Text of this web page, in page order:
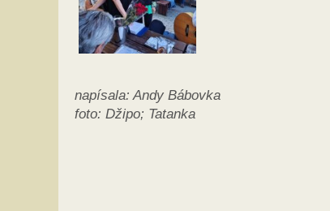
napísala: Andy Bábovka
foto: Džipo; Tatanka